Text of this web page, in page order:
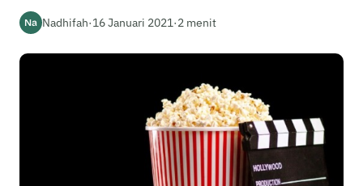
Na Nadhifah·16 Januari 2021·2 menit